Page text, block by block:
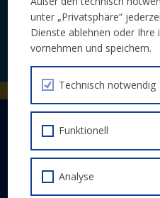
JETZT
DER EUROPÄISCHE
Abwicklung
Gesetzlicher Rahmen
unter „Privatsphäre“
Dienste ablehnen oder Ihre
vornehmen und speichern.
Technisch notwendig
Funktionell
Analyse